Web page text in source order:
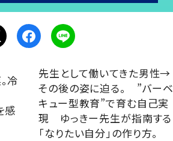
冷
感
先生として働いてきた男性→
その後の姿に迫る。 ”バーベ
キュー型教育”で育む自己実
現 ゆっきー先生が指南する
「なりたい自分」の作り方。